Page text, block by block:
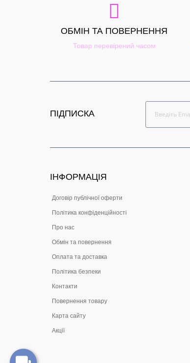
ОБМІН ТА ПОВЕРНЕННЯ
Товар перевірений часом
ПІДПИСКА
ІНФОРМАЦІЯ
Договір публічної оферти
Політика конфіденційності
Про нас
Обмін та повернення
Оплата та доставка
Політика безпеки
Контакти
Повернення товару
Карта сайту
Акції